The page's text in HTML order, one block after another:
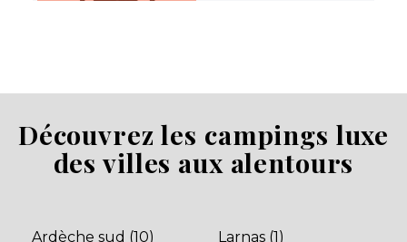
Domaine de Sévenier
Lagorce, Ardèche , Auvergne-Rhône-Alpes
★ 4.8/5 (147 avis)
Découvrez les campings luxe
des villes aux alentours
Ardèche sud (10) Larnas (1)